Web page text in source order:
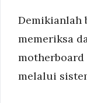
Demikianlah
memeriksa
motherboard
melalui